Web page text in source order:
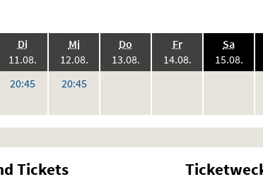
Di.,
11.08.2026:
20:45Uhr
Mi.,
12.08.2026:
20:45Uhr
Do
13.08.2026:
Fr.,
14.08.2026:
Sa.,
15.08.
Tickets